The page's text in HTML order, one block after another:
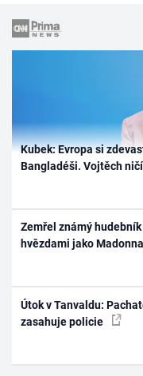
Kubek: Evropa si
Bangladéši. Vojtěch
Zemřel známý
hvězdami jako
Útok v Tanvaldu:
zasahuje policie